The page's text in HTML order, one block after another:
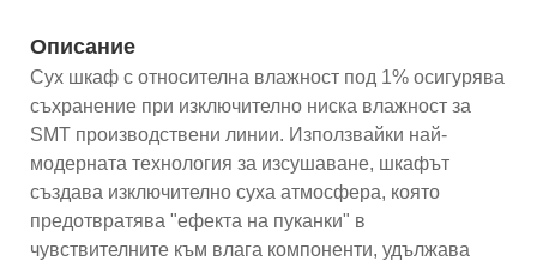
Описание
Сух шкаф с относителна влажност под 1% осигурява
съхранение при изключително ниска влажност за
SMT производствени линии. Използвайки най-
модерната технология за изсушаване, шкафът
създава изключително суха атмосфера, която
предотвратява "ефекта на пуканки" в
чувствителните към влага компоненти, удължава